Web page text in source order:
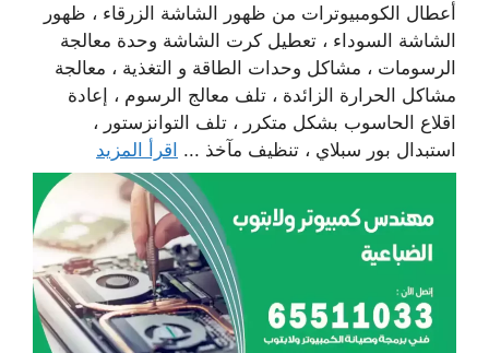
أعطال الكومبيوترات من ظهور الشاشة الزرقاء ، ظهور
الشاشة السوداء ، تعطيل كرت الشاشة وحدة معالجة
الرسومات ، مشاكل وحدات الطاقة و التغذية ، معالجة
مشاكل الحرارة الزائدة ، تلف معالج الرسوم ، إعادة
اقلاع الحاسوب بشكل متكرر ، تلف التوانزستور ،
استبدال بور سبلاي ، تنظيف مآخذ ... اقرأ المزيد